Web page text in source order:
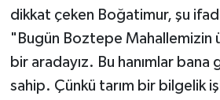
dikkat çeken Boğatimur, şu
"Bugün Boztepe Mahallemizin
bir aradayız. Bu hanımlar
sahip. Çünkü tarım bir bilgelik